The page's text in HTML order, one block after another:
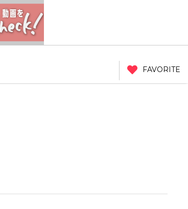
FAVORITE